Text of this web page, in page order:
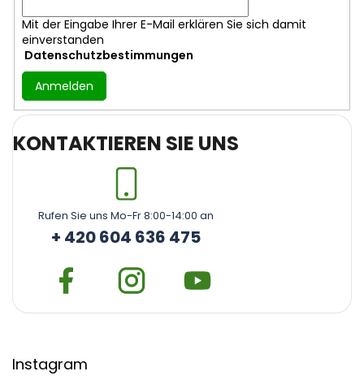
Mit der Eingabe Ihrer E-Mail erklären Sie sich damit
einverstanden
Datenschutzbestimmungen
Anmelden
KONTAKTIEREN SIE UNS
Rufen Sie uns Mo-Fr 8:00-14:00 an
+ 420 604 636 475
Instagram